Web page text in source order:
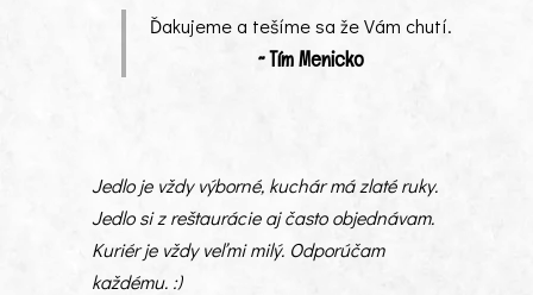
Ďakujeme a tešíme sa že Vám chutí.
~ Tím Menicko
Jedlo je vždy výborné, kuchár má zlaté ruky.
Jedlo si z reštaurácie aj často objednávam.
Kuriér je vždy veľmi milý. Odporúčam
každému. :)